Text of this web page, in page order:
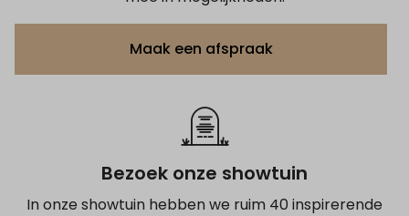
Maak een afspraak
Bezoek onze showtuin
In onze showtuin hebben we ruim 40 inspirerende